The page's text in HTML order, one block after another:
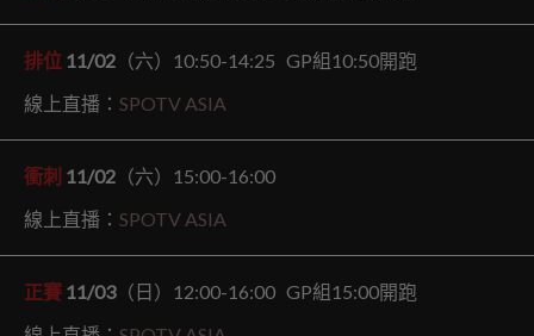
排位 11/02 （六）10:50-14:25 GP組10:50開跑
線上直播： SPOTV ASIA
衝刺 11/02 （六）15:00-16:00
線上直播： SPOTV ASIA
正賽 11/03（日）12:00-16:00 GP組15:00開跑